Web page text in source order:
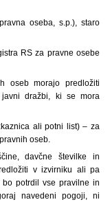
oseba, s.p.), staro
RS za pravne osebe
oseb morajo predložiti
dražbi, ki se mora
ali potni list) – za
oseb.
davčne številke in
v izvirniku ali pa
potrdil vse pravilne in
navedeni pogoji, ni